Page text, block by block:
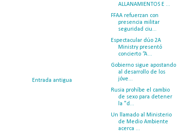
Entrada antigua
ALLANAMIENTOS E ...
FFAA refuerzan con
presencia militar
seguridad ciu...
Espectacular dúo 2A
Ministry presentó
concierto “A...
Gobierno sigue apostando
al desarrollo de los
jóve...
Rusia prohíbe el cambio
de sexo para detener
la "d...
Un llamado al Ministerio
de Medio Ambiente
acerca ...